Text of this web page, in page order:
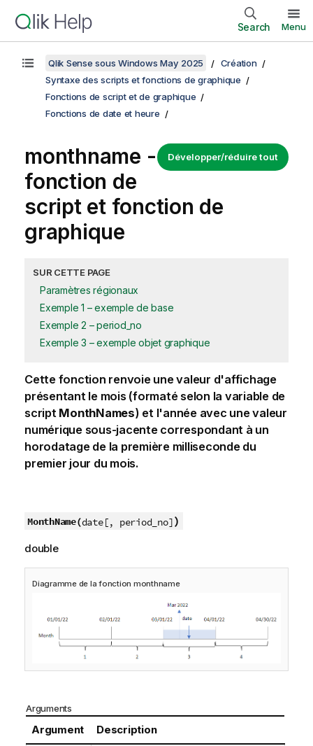
Search Menu
Qlik Sense sous Windows May 2025
Création
Syntaxe des scripts et fonctions de graphique
Fonctions de script et de graphique
Fonctions de date et heure
Développer/réduire tout
monthname -
fonction de
script et fonction de
graphique
SUR CETTE PAGE
Paramètres régionaux
Exemple 1 – exemple de base
Exemple 2 – period_no
Exemple 3 – exemple objet graphique
Cette fonction renvoie une valeur d'affichage
présentant le mois (formaté selon la variable de
script MonthNames) et l'année avec une valeur
numérique sous-jacente correspondant à un
horodatage de la première milliseconde du
premier jour du mois.
MonthName(date[, period_no])
double
Diagramme de la fonction monthname
Arguments
Argument Description